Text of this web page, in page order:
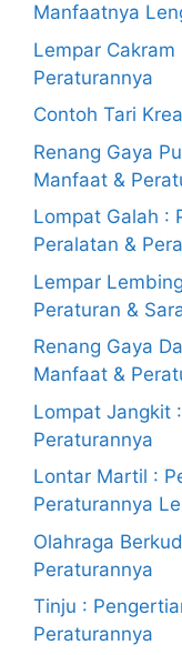
Manfaatnya
Lempar
Peraturannya
Contoh Tari
Renang Gaya
Manfaat &
Lompat Galah :
Peralatan &
Lempar
Peraturan &
Renang Gaya
Manfaat &
Lompat Jangkit
Peraturannya
Lontar Martil :
Peraturannya
Olahraga
Peraturannya
Tinju :
Peraturannya